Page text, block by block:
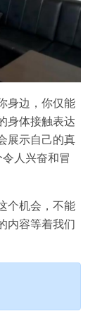
身边，你仅能
身体接触表达
展示自己的真
人兴奋和冒
个机会，不能
内容等着我们